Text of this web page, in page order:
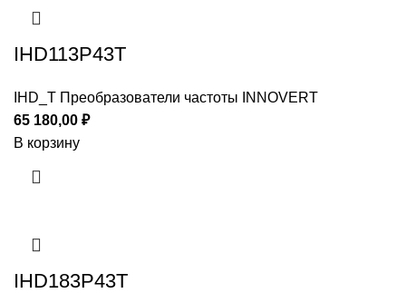
IHD113P43T
IHD_T Преобразователи частоты INNOVERT
65 180,00 ₽
В корзину
IHD183P43T